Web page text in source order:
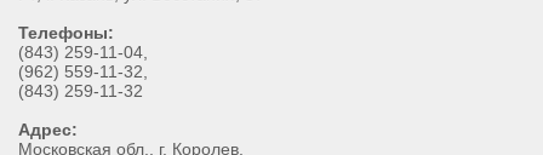
Телефоны:
(843) 259-11-04
(962) 559-11-32
(843) 259-11-32
Адрес:
Московская обл., г. Королев,